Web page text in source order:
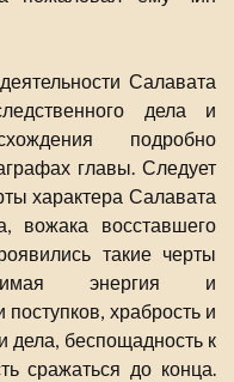
Салавата
дела и
подробно
главы. Следует
характера Салавата
вожака восставшего
такие черты
энергия и
храбрость и
дела, беспощадность к
сражаться до конца.